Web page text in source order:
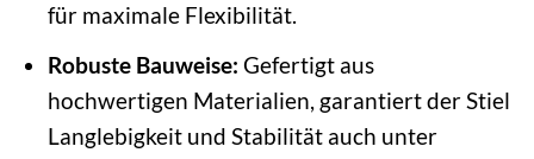
für maximale Flexibilität.
Robuste Bauweise: Gefertigt aus
hochwertigen Materialien, garantiert der Stiel
Langlebigkeit und Stabilität auch unter